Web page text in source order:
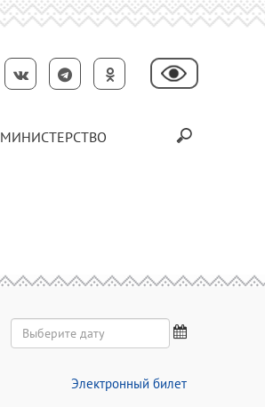
МИНИСТЕРСТВО
Электронный билет